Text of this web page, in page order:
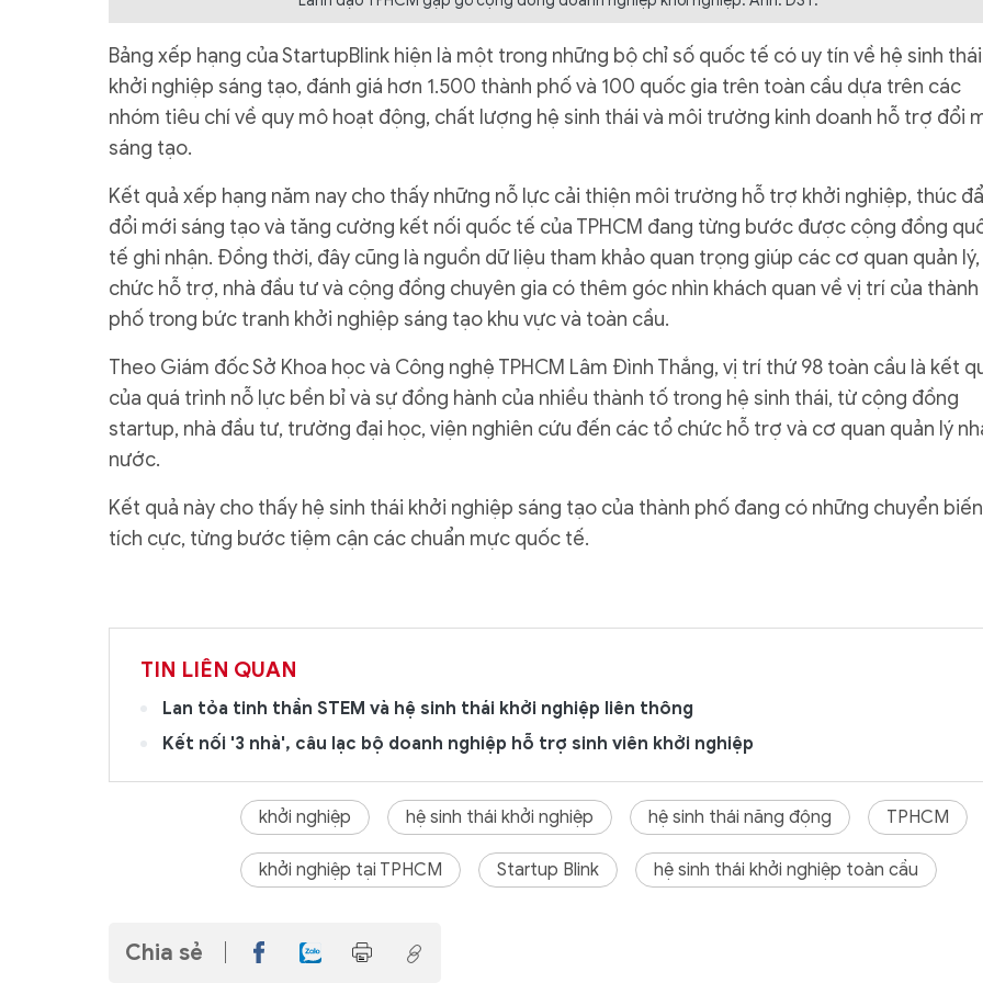
Bảng xếp hạng của StartupBlink hiện là một trong những bộ chỉ số quốc tế có uy tín về hệ sinh thái
khởi nghiệp sáng tạo, đánh giá hơn 1.500 thành phố và 100 quốc gia trên toàn cầu dựa trên các
nhóm tiêu chí về quy mô hoạt động, chất lượng hệ sinh thái và môi trường kinh doanh hỗ trợ đổi
sáng tạo.
Kết quả xếp hạng năm nay cho thấy những nỗ lực cải thiện môi trường hỗ trợ khởi nghiệp, thúc
đổi mới sáng tạo và tăng cường kết nối quốc tế của TPHCM đang từng bước được cộng đồng
tế ghi nhận. Đồng thời, đây cũng là nguồn dữ liệu tham khảo quan trọng giúp các cơ quan quản
chức hỗ trợ, nhà đầu tư và cộng đồng chuyên gia có thêm góc nhìn khách quan về vị trí của thành
phố trong bức tranh khởi nghiệp sáng tạo khu vực và toàn cầu.
Theo Giám đốc Sở Khoa học và Công nghệ TPHCM Lâm Đình Thắng, vị trí thứ 98 toàn cầu là kết
của quá trình nỗ lực bền bỉ và sự đồng hành của nhiều thành tố trong hệ sinh thái, từ cộng đồng
startup, nhà đầu tư, trường đại học, viện nghiên cứu đến các tổ chức hỗ trợ và cơ quan quản lý
nước.
Kết quả này cho thấy hệ sinh thái khởi nghiệp sáng tạo của thành phố đang có những chuyển biến
tích cực, từng bước tiệm cận các chuẩn mực quốc tế.
TIN LIÊN QUAN
Lan tỏa tinh thần STEM và hệ sinh thái khởi nghiệp liên thông
Kết nối '3 nhà', câu lạc bộ doanh nghiệp hỗ trợ sinh viên khởi nghiệp
khởi nghiệp hệ sinh thái khởi nghiệp hệ sinh thái năng động TPHCM
khởi nghiệp tại TPHCM Startup Blink hệ sinh thái khởi nghiệp toàn cầu
Chia sẻ